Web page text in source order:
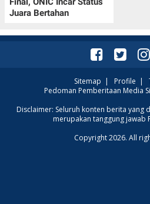
Juara Bertahan
Sitemap | Profile |
Pedoman Pemberitaan Media
Disclaimer: Seluruh konten berita yang
merupakan tanggung jawab
Copyright 2026. All